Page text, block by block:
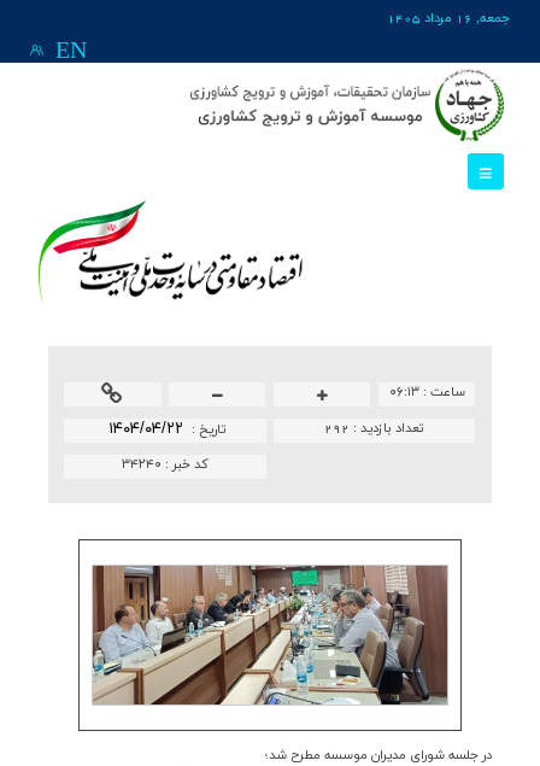
جمعه, 16 مرداد 1405
EN
ساعت :۰۶:۱۳
تاريخ : ۱۴۰۴/۰۴/۲۲ تعداد بازدید : 292
کد خبر : ۳۴۲۴۰
در جلسه شورای مدیران موسسه مطرح شد؛